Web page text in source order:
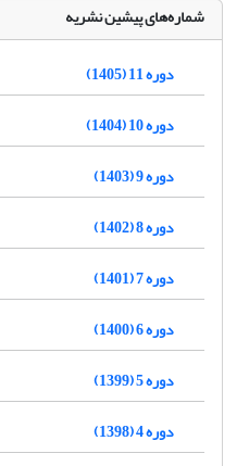
شماره‌های پیشین نشریه
دوره 11 (1405)
دوره 10 (1404)
دوره 9 (1403)
دوره 8 (1402)
دوره 7 (1401)
دوره 6 (1400)
دوره 5 (1399)
دوره 4 (1398)